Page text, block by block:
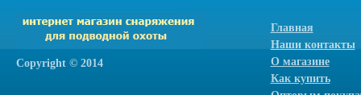
Сopyright © 2014
Главная
Наши контакты
О магазине
Как купить